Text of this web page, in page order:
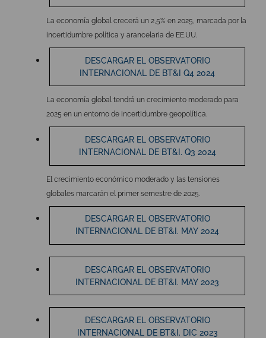
La economía global crecerá un 2,5% en 2025, marcada por la
incertidumbre política y arancelaria de EE.UU.
DESCARGAR EL OBSERVATORIO
INTERNACIONAL DE BT&I Q4 2024
La economía global tendrá un crecimiento moderado para
2025 en un entorno de incertidumbre geopolítica.
DESCARGAR EL OBSERVATORIO
INTERNACIONAL DE BT&I. Q3 2024
El crecimiento económico moderado y las tensiones
globales marcarán el primer semestre de 2025.
DESCARGAR EL OBSERVATORIO
INTERNACIONAL DE BT&I. MAY 2024
DESCARGAR EL OBSERVATORIO
INTERNACIONAL DE BT&I. MAY 2023
DESCARGAR EL OBSERVATORIO
INTERNACIONAL DE BT&I. DIC 2023